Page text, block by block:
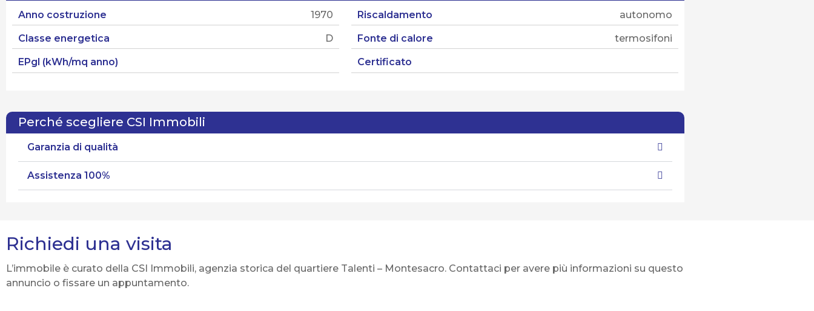
Anno costruzione 1970
Classe energetica D
EPgl (kWh/mq anno)
Riscaldamento autonomo
Fonte di calore termosifoni
Certificato
Perché scegliere CSI Immobili
Garanzia di qualità
Assistenza 100%
Richiedi una visita
L’immobile è curato della CSI Immobili, agenzia storica del quartiere Talenti – Montesacro. Contattaci per avere più informazioni su questo
annuncio o fissare un appuntamento.